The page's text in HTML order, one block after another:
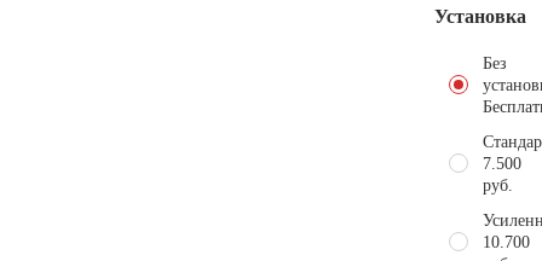
Установка
Без
7.500
руб.
10.700